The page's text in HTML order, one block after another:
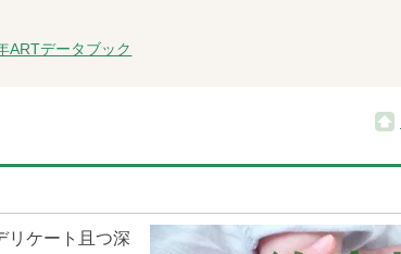
ARTデータブック
リケート且つ深